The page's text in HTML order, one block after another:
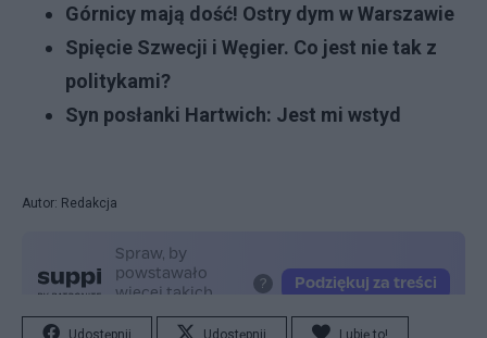
Górnicy mają dość! Ostry dym w Warszawie
Spięcie Szwecji i Węgier. Co jest nie tak z
politykami?
Syn posłanki Hartwich: Jest mi wstyd
Autor: Redakcja
Udostępnij Udostępnij Lubię to!